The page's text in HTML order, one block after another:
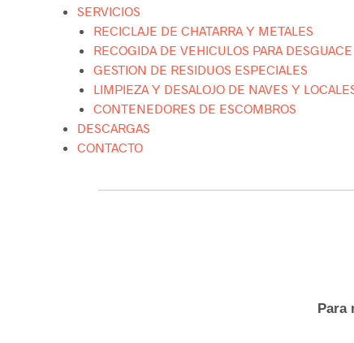
SERVICIOS
RECICLAJE DE CHATARRA Y METALES
RECOGIDA DE VEHICULOS PARA DESGUACE
GESTION DE RESIDUOS ESPECIALES
LIMPIEZA Y DESALOJO DE NAVES Y
CONTENEDORES DE ESCOMBROS
DESCARGAS
CONTACTO
Para